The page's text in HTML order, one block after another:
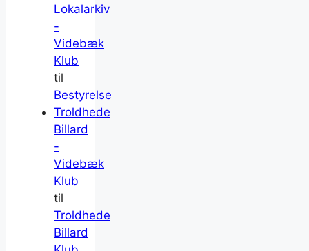
Lokalarkiv
-
Videbæk
Klub
til
Bestyrelse
Troldhede
Billard
-
Videbæk
Klub
til
Troldhede
Billard